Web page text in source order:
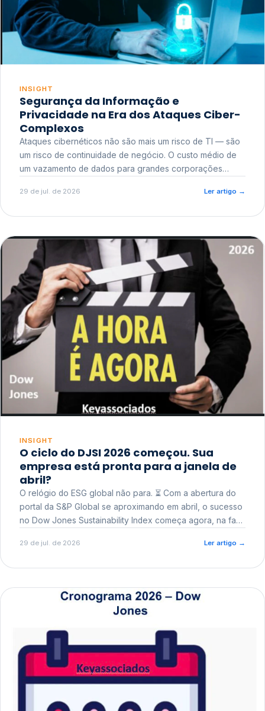
INSIGHT
Segurança da Informação e
Privacidade na Era dos Ataques Ciber-
Complexos
Ataques cibernéticos não são mais um risco de TI — são
um risco de continuidade de negócio. O custo médio de
um vazamento de dados para grandes corporações
reputacional e o risco regulatório junto a órgãos como a
29 de jul. de 2026 Ler artigo →
INSIGHT
O ciclo do DJSI 2026 começou. Sua
empresa está pronta para a janela de
abril?
O relógio do ESG global não para. ⏳ Com a abertura do
portal da S&P Global se aproximando em abril, o sucesso
no Dow Jones Sustainability Index começa agora, na fase
29 de jul. de 2026 Ler artigo →